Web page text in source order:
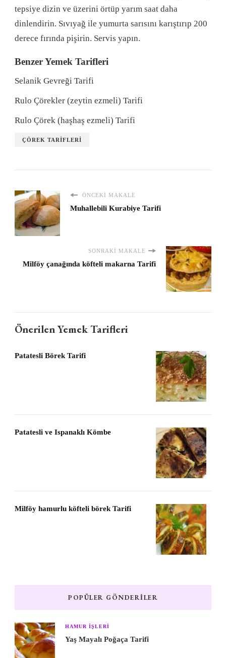
tepsiye dizin ve üzerini örtüp yarım saat daha
dinlendirin. Sıvıyağ ile yumurta sarısını karıştırıp 200
derece fırında pişirin. Servis yapın.
Benzer Yemek Tarifleri
Selanik Gevreği Tarifi
Rulo Çörekler (zeytin ezmeli) Tarifi
Rulo Çörek (haşhaş ezmeli) Tarifi
ÇÖREK TARIFLERI
ÖNCEKI MAKALE
Muhallebili Kurabiye Tarifi
SONRAKI MAKALE
Milföy çanağında köfteli makarna Tarifi
Önerilen Yemek Tarifleri
Patatesli Börek Tarifi
Patatesli ve Ispanaklı Kömbe
Milföy hamurlu köfteli börek Tarifi
POPÜLER GÖNDERILER
HAMUR IŞLERI
Yaş Mayalı Poğaça Tarifi